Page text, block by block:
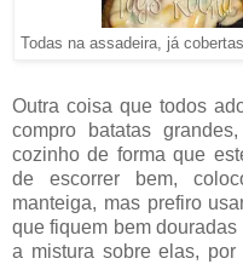
Todas na assadeira, já
Outra coisa que todos
compro batatas
cozinho de forma que
de escorrer bem,
manteiga, mas prefiro
que fiquem bem
a mistura sobre elas,